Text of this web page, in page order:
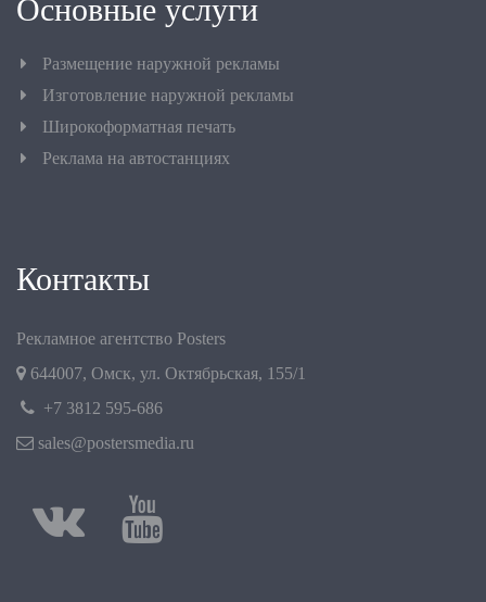
Основные услуги
Размещение наружной рекламы
Изготовление наружной рекламы
Широкоформатная печать
Реклама на автостанциях
Контакты
Рекламное агентство Posters
644007, Омск, ул. Октябрьская, 155/1
+7 3812 595-686
sales@postersmedia.ru